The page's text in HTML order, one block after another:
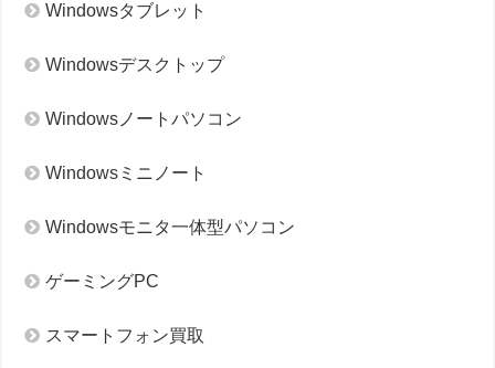
Windowsタブレット
Windowsデスクトップ
Windowsノートパソコン
Windowsミニノート
Windowsモニタ一体型パソコン
ゲーミングPC
スマートフォン買取